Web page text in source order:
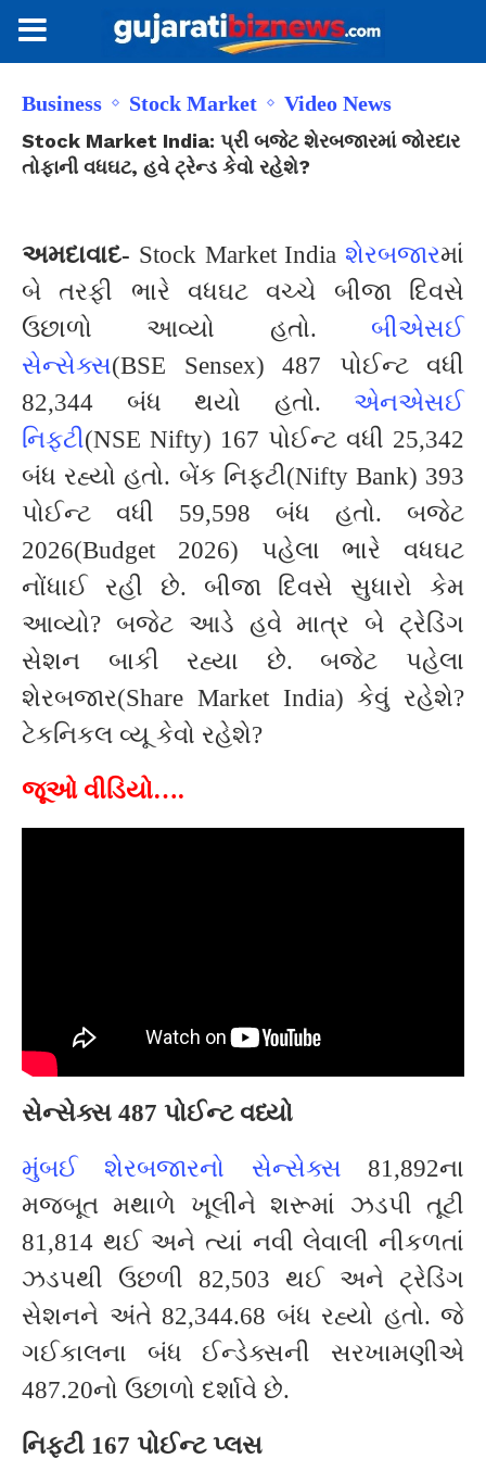
Business Stock Market Video News
Stock Market India: પ્રી બજેટ શેરબજારમાં જોરદાર
તોફાની વધઘટ, હવે ટ્રેન્ડ કેવો રહેશે?
અમદાવાદ- Stock Market India શેરબજારમાં
બે તરફી ભારે વધઘટ વચ્ચે બીજા દિવસે
ઉછાળો આવ્યો હતો. બીએસઈ
સેન્સેક્સ(BSE Sensex) 487 પોઈન્ટ વધી
82,344 બંધ થયો હતો. એનએસઈ
નિફ્ટી(NSE Nifty) 167 પોઈન્ટ વધી 25,342
બંધ રહ્યો હતો. બેંક નિફ્ટી(Nifty Bank) 393
પોઈન્ટ વધી 59,598 બંધ હતો. બજેટ
2026(Budget 2026) પહેલા ભારે વધઘટ
નોંધાઈ રહી છે. બીજા દિવસે સુધારો કેમ
આવ્યો? બજેટ આડે હવે માત્ર બે ટ્રેડિંગ
સેશન બાકી રહ્યા છે. બજેટ પહેલા
શેરબજાર(Share Market India) કેવું રહેશે?
ટેકનિકલ વ્યૂ કેવો રહેશે?
જૂઓ વીડિયો….
સેન્સેક્સ 487 પોઈન્ટ વધ્યો
મુંબઈ શેરબજારનો સેન્સેક્સ 81,892ના
મજબૂત મથાળે ખૂલીને શરૂમાં ઝડપી તૂટી
81,814 થઈ અને ત્યાં નવી લેવાલી નીકળતાં
ઝડપથી ઉછળી 82,503 થઈ અને ટ્રેડિંગ
સેશનને અંતે 82,344.68 બંધ રહ્યો હતો. જે
ગઈકાલના બંધ ઈન્ડેક્સની સરખામણીએ
487.20નો ઉછાળો દર્શાવે છે.
નિફ્ટી 167 પોઈન્ટ પ્લસ